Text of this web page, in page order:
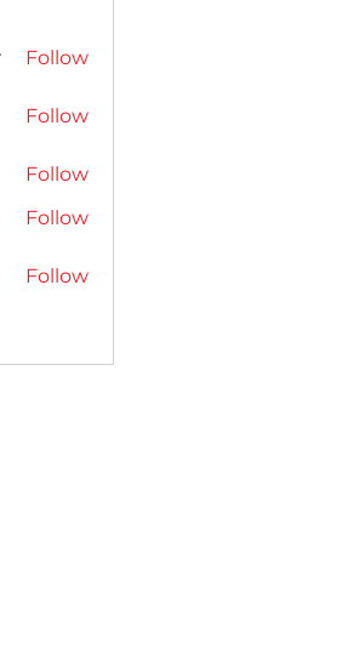
Follow
Follow
Follow
Follow
Follow